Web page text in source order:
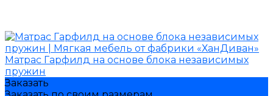
Матрас Гарфилд на основе блока независимых
пружин
Заказать